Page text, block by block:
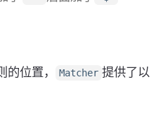
位置， Matcher 提供了以